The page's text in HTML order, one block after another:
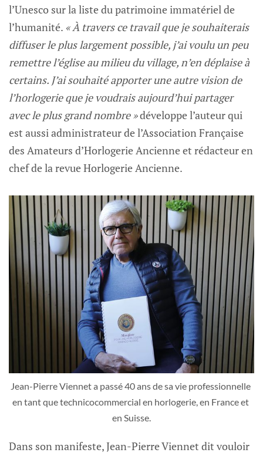
l’Unesco sur la liste du patrimoine immatériel de
l’humanité. « À travers ce travail que je souhaiterais
diffuser le plus largement possible, j’ai voulu un peu
remettre l’église au milieu du village, n’en déplaise à
certains. J’ai souhaité apporter une autre vision de
l’horlogerie que je voudrais aujourd’hui partager
avec le plus grand nombre »développe l’auteur qui
est aussi administrateur de l’Association Française
des Amateurs d’Horlogerie Ancienne et rédacteur en
chef de la revue Horlogerie Ancienne.
Jean-Pierre Viennet a passé 40 ans de sa vie professionnelle
en tant que technicocommercial en horlogerie, en France et
en Suisse.
Dans son manifeste, Jean-Pierre Viennet dit vouloir